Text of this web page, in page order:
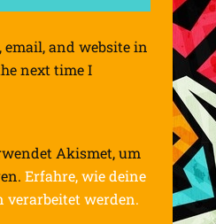
email, and website in
next time I
Akismet, um
Erfahre, wie deine
verarbeitet werden.